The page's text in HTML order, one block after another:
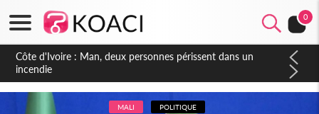
0
Côte d'Ivoire : Séileu, la célébration de la fête nationale
transformée en vaste campagne contre les produits
dépigmentants dangereux
MALI POLITIQUE